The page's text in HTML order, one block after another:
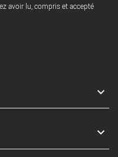
avoir lu, compris et accepté